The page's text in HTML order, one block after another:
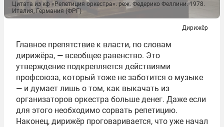
Цитата из кф «Репетиция оркестра». реж. Федерико Феллини. 1978.
Италия, Германия (ФРГ)
Дирижёр
Главное препятствие к власти, по словам
дирижёра, — всеобщее равенство. Это
утверждение подкрепляется действиями
профсоюза, который тоже не заботится о музыке
— и думает лишь о том, как выкачать из
организаторов оркестра больше денег. Даже если
для этого необходимо сорвать репетицию.
Наконец, дирижёр проговаривается, что уже начал